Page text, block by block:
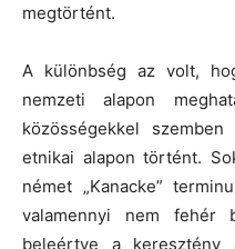
megtörtént.
A különbség az volt,
nemzeti alapon
közösségekkel
etnikai alapon történt.
német „Kanacke”
valamennyi nem fehér
beleértve a keresztény